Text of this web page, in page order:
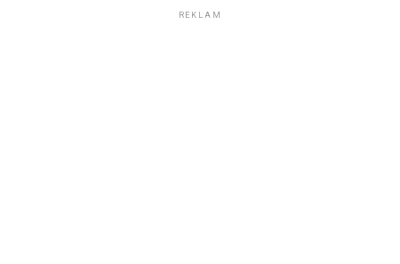
REKLAM